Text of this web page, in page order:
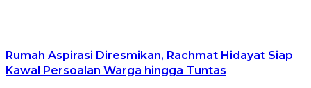
Rumah Aspirasi Diresmikan, Rachmat Hidayat Siap
Kawal Persoalan Warga hingga Tuntas